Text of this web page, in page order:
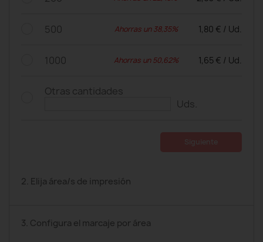
500 Ahorras un 38,35% 1,80 € / Ud.
1000 Ahorras un 50,62% 1,65 € / Ud.
Otras cantidades
Uds.
2. Elija área/s de impresión
3. Configura el marcaje por área